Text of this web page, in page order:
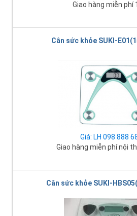
Giao hàng miễn phí
Cân sức khỏe SUKI-
Giá: LH 098 888
Giao hàng miễn phí nội
Cân sức khỏe SUKI-